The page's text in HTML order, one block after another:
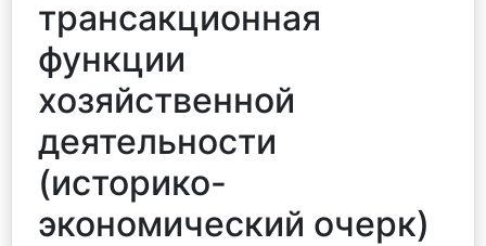
трансакционная
функции
хозяйственной
деятельности
(историко-
экономический очерк)